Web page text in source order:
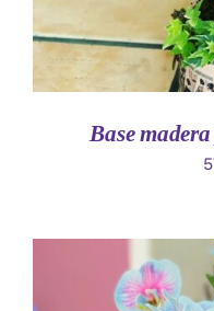
Base